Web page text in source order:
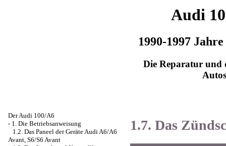
Audi
1990-1997
Die Reparatur und
Autos
Der Audi 100/A6
- 1. Die Betriebsanweisung
1.2. Das Paneel der Geräte Audi A6/A6
Avant, S6/S6 Avant
1.7. Das